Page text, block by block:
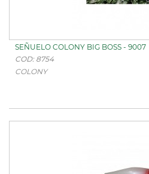
SEÑUELO COLONY BIG BOSS - 9007
COD: 8754
COLONY